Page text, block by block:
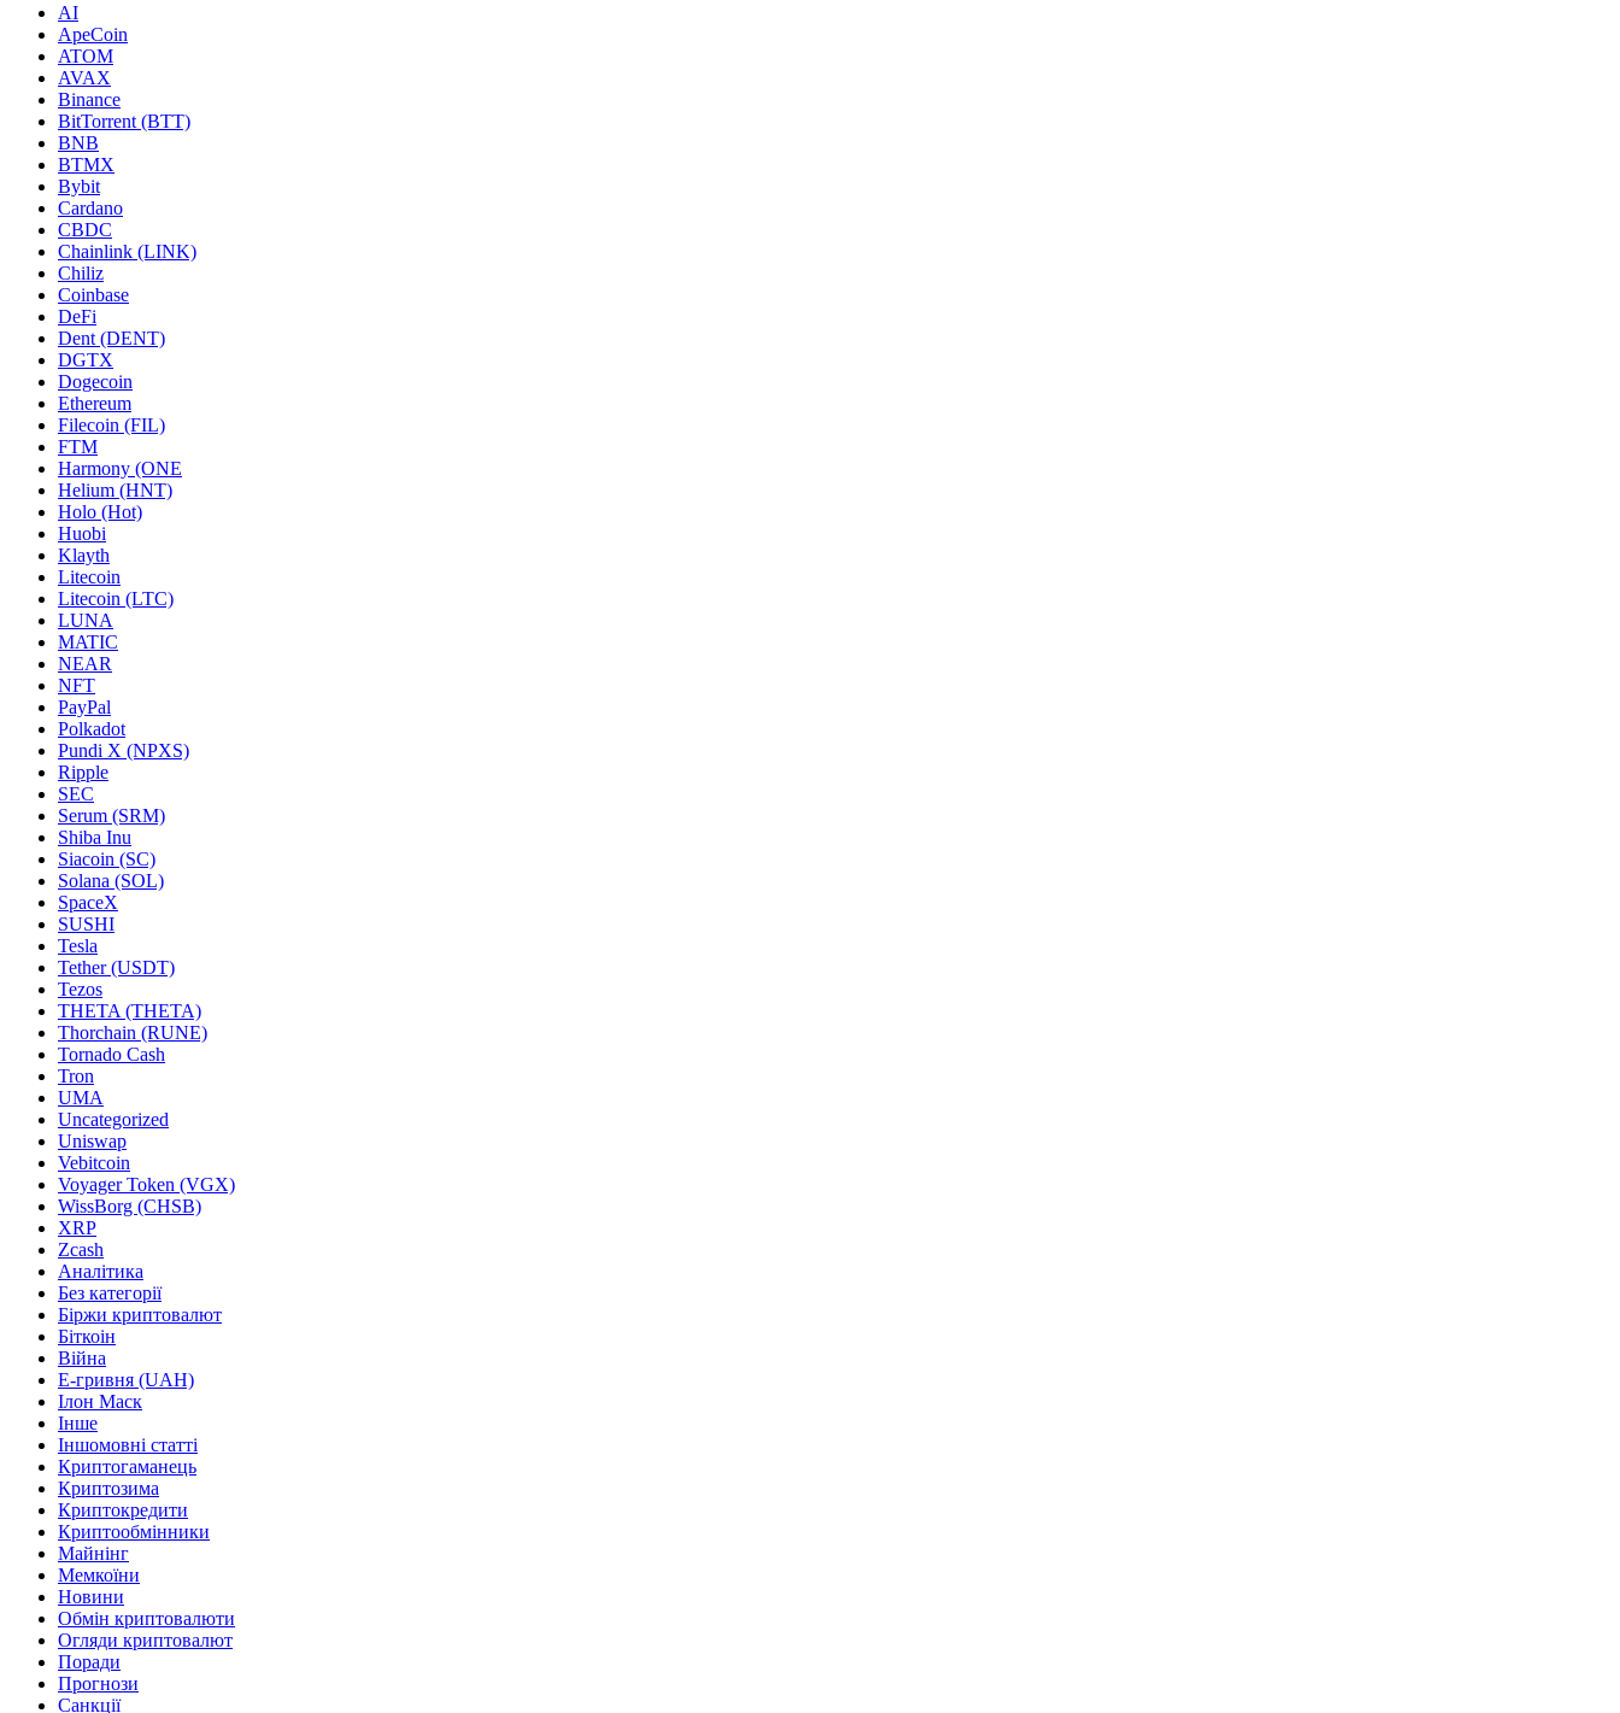
AI
ApeCoin
ATOM
AVAX
Binance
BitTorrent (BTT)
BNB
BTMX
Bybit
Cardano
CBDC
Chainlink (LINK)
Chiliz
Coinbase
DeFi
Dent (DENT)
DGTX
Dogecoin
Ethereum
Filecoin (FIL)
FTM
Harmony (ONE
Helium (HNT)
Holo (Hot)
Huobi
Klayth
Litecoin
Litecoin (LTC)
LUNA
MATIC
NEAR
NFT
PayPal
Polkadot
Pundi X (NPXS)
Ripple
SEC
Serum (SRM)
Shiba Inu
Siacoin (SC)
Solana (SOL)
SpaceX
SUSHI
Tesla
Tether (USDT)
Tezos
THETA (THETA)
Thorchain (RUNE)
Tornado Cash
Tron
UMA
Uncategorized
Uniswap
Vebitcoin
Voyager Token (VGX)
WissBorg (CHSB)
XRP
Zcash
Аналітика
Без категорії
Біржи криптовалют
Біткоін
Війна
Е-гривня (UAH)
Ілон Маск
Інше
Іншомовні статті
Криптогаманець
Криптозима
Криптокредити
Криптообмінники
Майнінг
Мемкоїни
Новини
Обмін криптовалюти
Огляди криптовалют
Поради
Прогнози
Санкції